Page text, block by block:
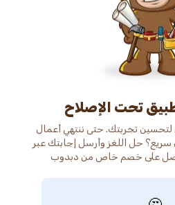
تجربتك. حتى ننتهي أعمال
سريع؟ حل اللغز وأرسل إجابتك عبر